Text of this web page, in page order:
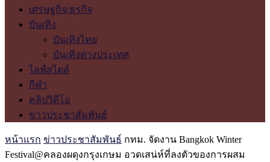
เศรษฐกิจ/ธุรกิจ
บันเทิง
บันเทิงไทย
บันเทิงต่างประเทศ
ไลฟ์สไตล์
กีฬา
คลิปวิดีโอ
ข่าวประชาสัมพันธ์
หน้าแรก ข่าวประชาสัมพันธ์ กทม. จัดงาน Bangkok Winter
Festival@คลองผดุงกรุงเกษม อวดเสน่ห์ที่ลงตัวของการผสม